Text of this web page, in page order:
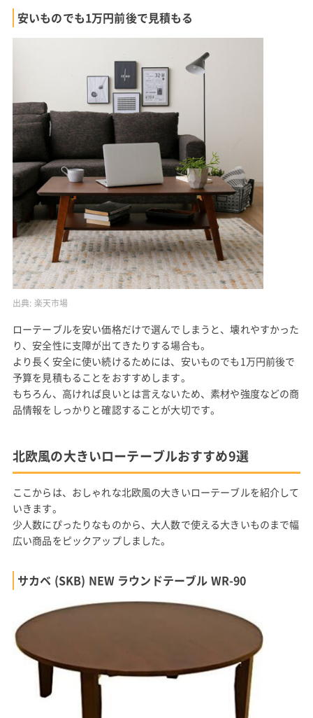
安いものでも1万円前後で見積もる
出典: 楽天市場
ローテーブルを安い価格だけで選んでしまうと、壊れやすかった
り、安全性に支障が出てきたりする場合も。
より長く安全に使い続けるためには、安いものでも1万円前後で
予算を見積もることをおすすめします。
もちろん、高ければ良いとは言えないため、素材や強度などの商
品情報をしっかりと確認することが大切です。
北欧風の大きいローテーブルおすすめ9選
ここからは、おしゃれな北欧風の大きいローテーブルを紹介して
いきます。
少人数にぴったりなものから、大人数で使える大きいものまで幅
広い商品をピックアップしました。
サカベ (SKB) NEW ラウンドテーブル WR-90